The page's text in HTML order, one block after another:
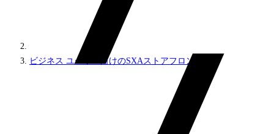
ビジネス ユーザー向けのSXAストアフロント